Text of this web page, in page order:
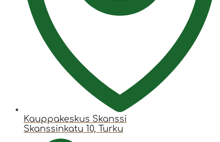
Kauppakeskus Skanssi
Skanssinkatu 10, Turku